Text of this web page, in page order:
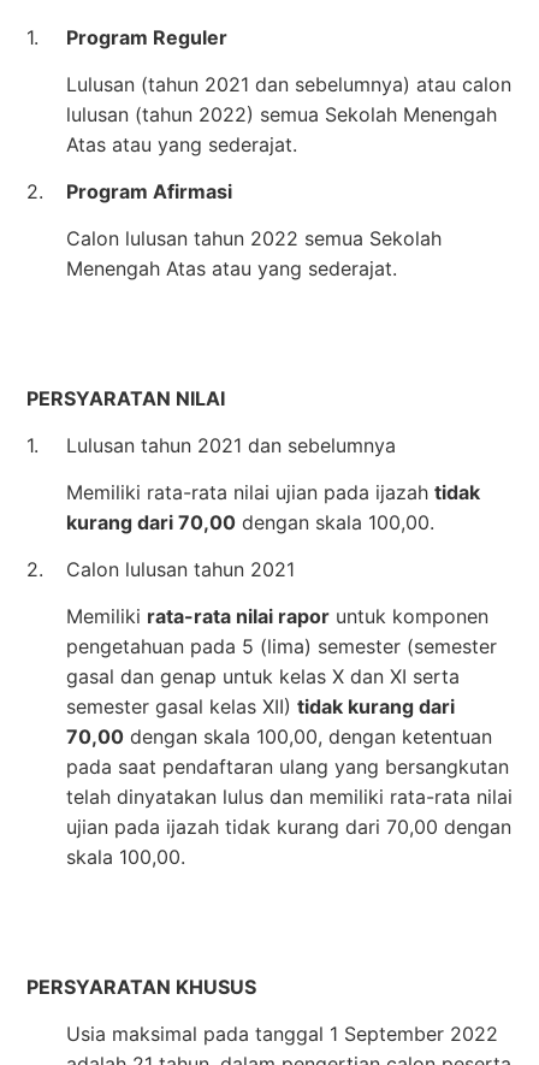
1.
Program Reguler
Lulusan (tahun 2021 dan sebelumnya) atau calon
lulusan (tahun 2022) semua Sekolah Menengah
Atas atau yang sederajat.
2.
Program Afirmasi
Calon lulusan tahun 2022 semua Sekolah
Menengah Atas atau yang sederajat.
PERSYARATAN NILAI
1.
Lulusan tahun 2021 dan sebelumnya
Memiliki rata-rata nilai ujian pada ijazah tidak
kurang dari 70,00 dengan skala 100,00.
2.
Calon lulusan tahun 2021
Memiliki rata-rata nilai rapor untuk komponen
pengetahuan pada 5 (lima) semester (semester
gasal dan genap untuk kelas X dan XI serta
semester gasal kelas XII) tidak kurang dari
70,00 dengan skala 100,00, dengan ketentuan
pada saat pendaftaran ulang yang bersangkutan
telah dinyatakan lulus dan memiliki rata-rata nilai
ujian pada ijazah tidak kurang dari 70,00 dengan
skala 100,00.
PERSYARATAN KHUSUS
Usia maksimal pada tanggal 1 September 2022